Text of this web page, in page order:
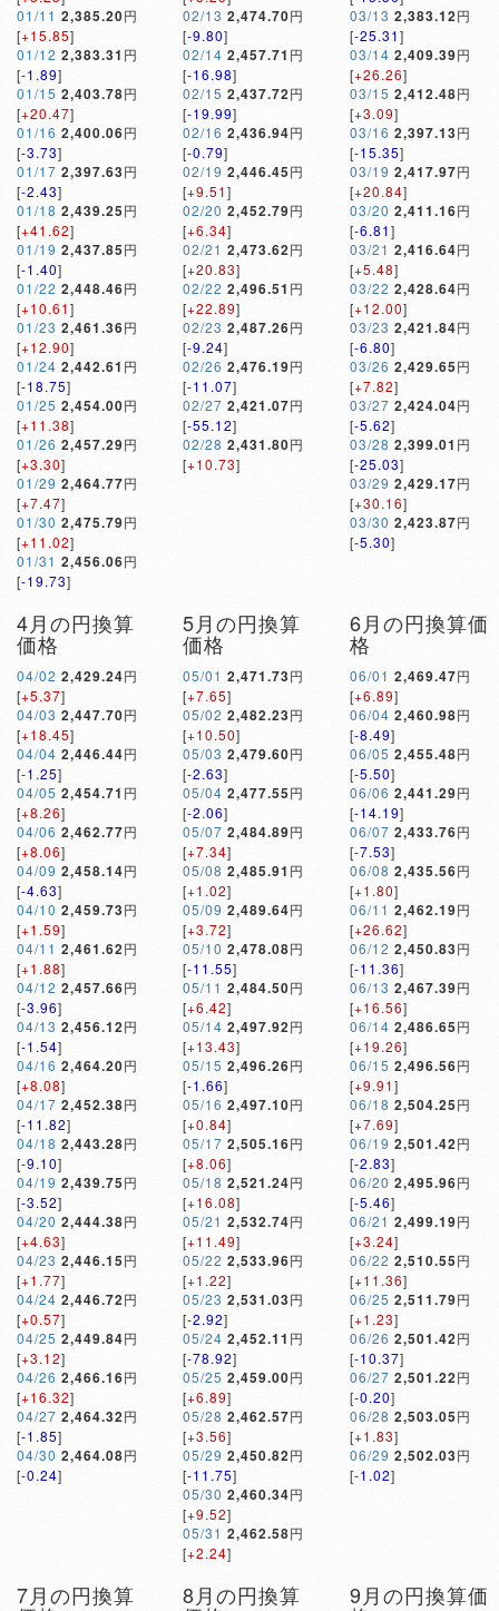
01/11 2,385.20円
[+15.85]
01/12 2,383.31 円
[-1.89]
01/15 2,403.78円
[+20.47]
01/16 2,400.06円
[-3.73]
01/17 2,397.63円
[-2.43]
01/18 2,439.25円
[+41.62]
01/19 2,437.85円
[-1.40]
01/22 2,448.46円
[+10.61]
01/23 2,461.36円
[+12.90]
01/24 2,442.61 円
[-18.75]
01/25 2,454.00円
[+11.38]
01/26 2,457.29円
[+3.30]
01/29 2,464.77円
[+7.47]
01/30 2,475.79円
[+11.02]
01/31 2,456.06円
[-19.73]
02/13 2,474.70円
[-9.80]
02/14 2,457.71 円
[-16.98]
02/15 2,437.72円
[-19.99]
02/16 2,436.94円
[-0.79]
02/19 2,446.45円
[+9.51]
02/20 2,452.79円
[+6.34]
02/21 2,473.62円
[+20.83]
02/22 2,496.51 円
[+22.89]
02/23 2,487.26円
[-9.24]
02/26 2,476.19円
[-11.07]
02/27 2,421.07円
[-55.12]
02/28 2,431.80円
[+10.73]
03/13 2,383.12円
[-25.31]
03/14 2,409.39円
[+26.26]
03/15 2,412.48円
[+3.09]
03/16 2,397.13円
[-15.35]
03/19 2,417.97円
[+20.84]
03/20 2,411.16円
[-6.81]
03/21 2,416.64円
[+5.48]
03/22 2,428.64円
[+12.00]
03/23 2,421.84円
[-6.80]
03/26 2,429.65円
[+7.82]
03/27 2,424.04円
[-5.62]
03/28 2,399.01 円
[-25.03]
03/29 2,429.17円
[+30.16]
03/30 2,423.87円
[-5.30]
4月の円換算
価格
04/02 2,429.24円
[+5.37]
04/03 2,447.70円
[+18.45]
04/04 2,446.44円
[-1.25]
04/05 2,454.71 円
[+8.26]
04/06 2,462.77円
[+8.06]
04/09 2,458.14円
[-4.63]
04/10 2,459.73円
[+1.59]
04/11 2,461.62円
[+1.88]
04/12 2,457.66円
[-3.96]
04/13 2,456.12円
[-1.54]
04/16 2,464.20円
[+8.08]
04/17 2,452.38円
[-11.82]
04/18 2,443.28円
[-9.10]
04/19 2,439.75円
[-3.52]
04/20 2,444.38円
[+4.63]
04/23 2,446.15円
[+1.77]
04/24 2,446.72円
[+0.57]
04/25 2,449.84円
[+3.12]
04/26 2,466.16円
[+16.32]
04/27 2,464.32円
[-1.85]
04/30 2,464.08円
[-0.24]
5月の円換算
価格
05/01 2,471.73円
[+7.65]
05/02 2,482.23円
[+10.50]
05/03 2,479.60円
[-2.63]
05/04 2,477.55円
[-2.06]
05/07 2,484.89円
[+7.34]
05/08 2,485.91 円
[+1.02]
05/09 2,489.64円
[+3.72]
05/10 2,478.08円
[-11.55]
05/11 2,484.50円
[+6.42]
05/14 2,497.92円
[+13.43]
05/15 2,496.26円
[-1.66]
05/16 2,497.10円
[+0.84]
05/17 2,505.16円
[+8.06]
05/18 2,521.24円
[+16.08]
05/21 2,532.74円
[+11.49]
05/22 2,533.96円
[+1.22]
05/23 2,531.03円
[-2.92]
05/24 2,452.11 円
[-78.92]
05/25 2,459.00円
[+6.89]
05/28 2,462.57円
[+3.56]
05/29 2,450.82円
[-11.75]
05/30 2,460.34円
[+9.52]
05/31 2,462.58円
[+2.24]
6月の円換算価
格
06/01 2,469.47円
[+6.89]
06/04 2,460.98円
[-8.49]
06/05 2,455.48円
[-5.50]
06/06 2,441.29円
[-14.19]
06/07 2,433.76円
[-7.53]
06/08 2,435.56円
[+1.80]
06/11 2,462.19円
[+26.62]
06/12 2,450.83円
[-11.36]
06/13 2,467.39円
[+16.56]
06/14 2,486.65円
[+19.26]
06/15 2,496.56円
[+9.91]
06/18 2,504.25円
[+7.69]
06/19 2,501.42円
[-2.83]
06/20 2,495.96円
[-5.46]
06/21 2,499.19円
[+3.24]
06/22 2,510.55円
[+11.36]
06/25 2,511.79円
[+1.23]
06/26 2,501.42円
[-10.37]
06/27 2,501.22円
[-0.20]
06/28 2,503.05円
[+1.83]
06/29 2,502.03円
[-1.02]
7月の円換算 8月の円換算 9月の円換算価